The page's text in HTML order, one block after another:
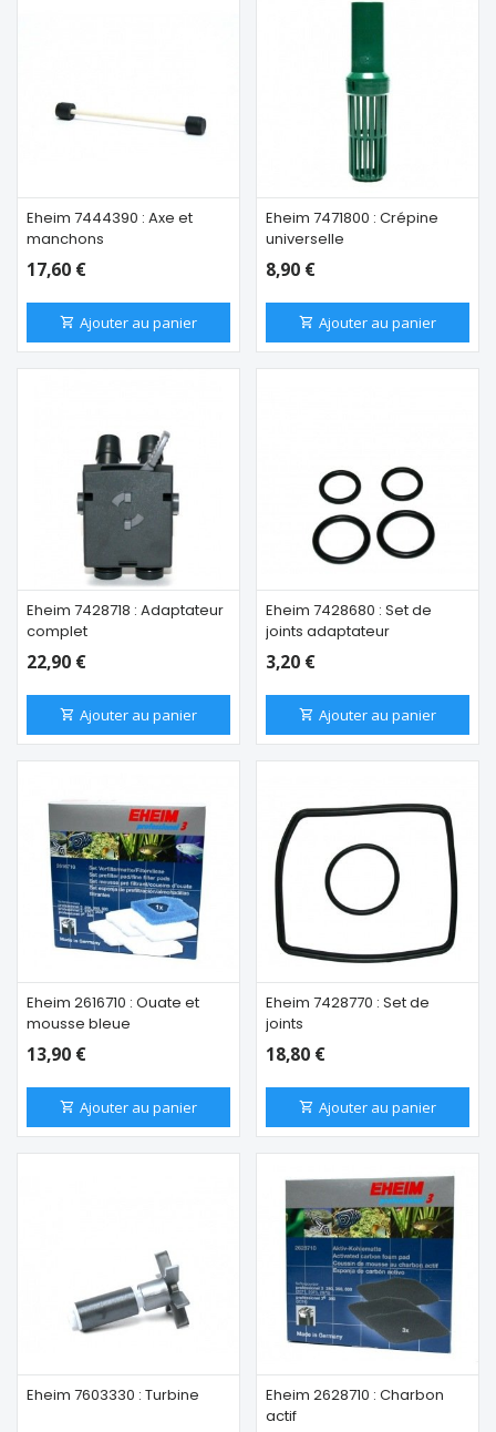
Eheim 7444390 : Axe et
manchons
17,60 €
Ajouter au panier
Eheim 7471800 : Crépine
universelle
8,90 €
Ajouter au panier
Eheim 7428718 : Adaptateur
complet
22,90 €
Ajouter au panier
Eheim 7428680 : Set de
joints adaptateur
3,20 €
Ajouter au panier
Eheim 2616710 : Ouate et
mousse bleue
13,90 €
Ajouter au panier
Eheim 7428770 : Set de
joints
18,80 €
Ajouter au panier
Eheim 7603330 : Turbine
Eheim 2628710 : Charbon
actif